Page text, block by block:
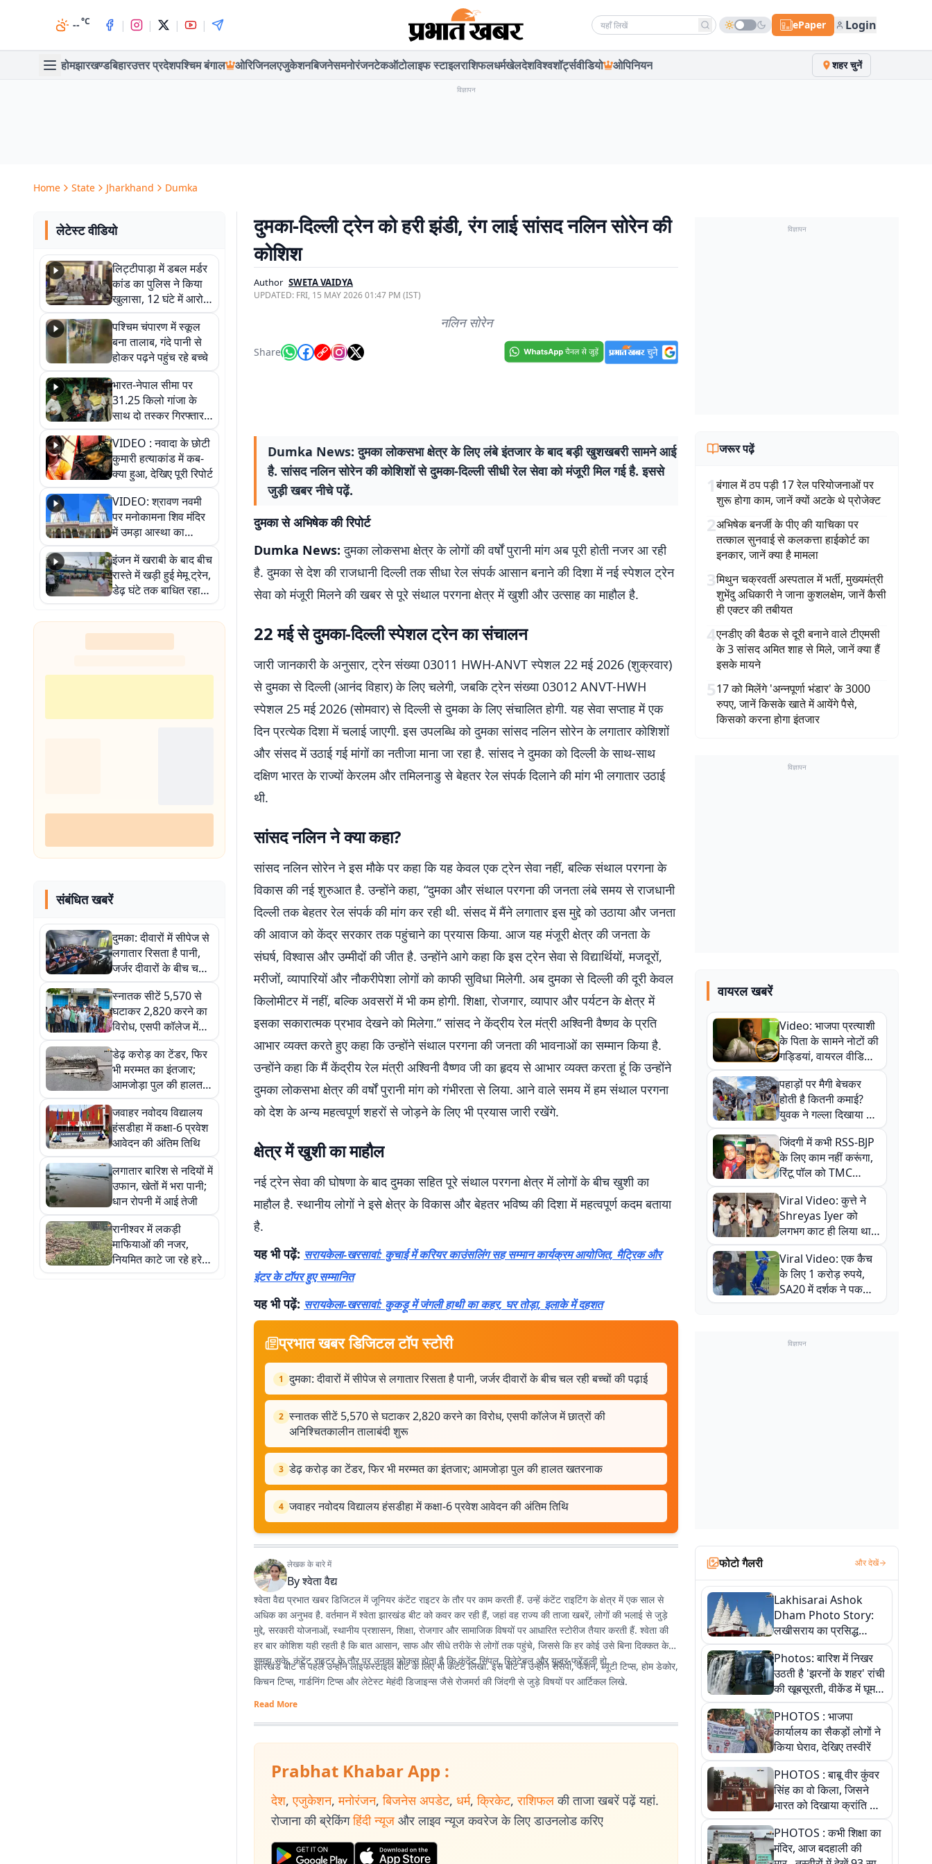
--°C | | | | Search news ePaper Login
होमझारखण्डबिहारउत्तर प्रदेशपश्चिम बंगाल ओरिजिनलएजुकेशनबिजनेसमनोरंजनटेकऑटोलाइफ स्टाइलराशिफलधर्मखेलदेशविश्वशॉर्ट्सवीडियो ओपिनियन शहर चुनें
विज्ञापन
Home State Jharkhand Dumka
लेटेस्ट वीडियो
लिट्टीपाड़ा में डबल मर्डर
कांड का पुलिस ने किया
खुलासा, 12 घंटे में आरोपी
गिरफ्तार
पश्चिम चंपारण में स्कूल
बना तालाब, गंदे पानी से
होकर पढ़ने पहुंच रहे बच्चे
भारत-नेपाल सीमा पर
31.25 किलो गांजा के
साथ दो तस्कर गिरफ्तार,
नेपाली नंबर की बाइक
जब्त
VIDEO : नवादा के छोटी
कुमारी हत्याकांड में कब-
क्या हुआ, देखिए पूरी रिपोर्ट
VIDEO: श्रावण नवमी
पर मनोकामना शिव मंदिर
में उमड़ा आस्था का
सैलाब, हर-हर महादेव के
जयघोष से गूंजा परिसर
इंजन में खराबी के बाद बीच
रास्ते में खड़ी हुई मेमू ट्रेन,
डेढ़ घंटे तक बाधित रहा
आवागमन
संबंधित खबरें
दुमका: दीवारों में सीपेज से
लगातार रिसता है पानी,
जर्जर दीवारों के बीच चल
रही बच्चों की पढ़ाई
स्नातक सीटें 5,570 से
घटाकर 2,820 करने का
विरोध, एसपी कॉलेज में
छात्रों की
अनिश्चितकालीन
तालाबंदी शुरू
डेढ़ करोड़ का टेंडर, फिर
भी मरम्मत का इंतजार;
आमजोड़ा पुल की हालत
खतरनाक
जवाहर नवोदय विद्यालय
हंसडीहा में कक्षा-6 प्रवेश
आवेदन की अंतिम तिथि
लगातार बारिश से नदियों में
उफान, खेतों में भरा पानी;
धान रोपनी में आई तेजी
रानीश्वर में लकड़ी
माफियाओं की नजर,
नियमित काटे जा रहे हरे-
भरे पेड़
दुमका-दिल्ली ट्रेन को हरी झंडी, रंग लाई सांसद नलिन सोरेन की
कोशिश
Author SWETA VAIDYA
UPDATED: FRI, 15 MAY 2026 01:47 PM (IST)
नलिन सोरेन
Share
Dumka News: दुमका लोकसभा क्षेत्र के लिए लंबे इंतजार के बाद बड़ी खुशखबरी सामने आई
है. सांसद नलिन सोरेन की कोशिशों से दुमका-दिल्ली सीधी रेल सेवा को मंजूरी मिल गई है. इससे
जुड़ी खबर नीचे पढ़ें.
दुमका से अभिषेक की रिपोर्ट
Dumka News: दुमका लोकसभा क्षेत्र के लोगों की वर्षों पुरानी मांग अब पूरी होती नजर आ रही
है. दुमका से देश की राजधानी दिल्ली तक सीधा रेल संपर्क आसान बनाने की दिशा में नई स्पेशल ट्रेन
सेवा को मंजूरी मिलने की खबर से पूरे संथाल परगना क्षेत्र में खुशी और उत्साह का माहौल है.
22 मई से दुमका-दिल्ली स्पेशल ट्रेन का संचालन
जारी जानकारी के अनुसार, ट्रेन संख्या 03011 HWH-ANVT स्पेशल 22 मई 2026 (शुक्रवार)
से दुमका से दिल्ली (आनंद विहार) के लिए चलेगी, जबकि ट्रेन संख्या 03012 ANVT-HWH
स्पेशल 25 मई 2026 (सोमवार) से दिल्ली से दुमका के लिए संचालित होगी. यह सेवा सप्ताह में एक
दिन प्रत्येक दिशा में चलाई जाएगी. इस उपलब्धि को दुमका सांसद नलिन सोरेन के लगातार कोशिशों
और संसद में उठाई गई मांगों का नतीजा माना जा रहा है. सांसद ने दुमका को दिल्ली के साथ-साथ
दक्षिण भारत के राज्यों केरलम और तमिलनाडु से बेहतर रेल संपर्क दिलाने की मांग भी लगातार उठाई
थी.
सांसद नलिन ने क्या कहा?
सांसद नलिन सोरेन ने इस मौके पर कहा कि यह केवल एक ट्रेन सेवा नहीं, बल्कि संथाल परगना के
विकास की नई शुरुआत है. उन्होंने कहा, “दुमका और संथाल परगना की जनता लंबे समय से राजधानी
दिल्ली तक बेहतर रेल संपर्क की मांग कर रही थी. संसद में मैंने लगातार इस मुद्दे को उठाया और जनता
की आवाज को केंद्र सरकार तक पहुंचाने का प्रयास किया. आज यह मंजूरी क्षेत्र की जनता के
संघर्ष, विश्वास और उम्मीदों की जीत है. उन्होंने आगे कहा कि इस ट्रेन सेवा से विद्यार्थियों, मजदूरों,
मरीजों, व्यापारियों और नौकरीपेशा लोगों को काफी सुविधा मिलेगी. अब दुमका से दिल्ली की दूरी केवल
किलोमीटर में नहीं, बल्कि अवसरों में भी कम होगी. शिक्षा, रोजगार, व्यापार और पर्यटन के क्षेत्र में
इसका सकारात्मक प्रभाव देखने को मिलेगा.” सांसद ने केंद्रीय रेल मंत्री अश्विनी वैष्णव के प्रति
आभार व्यक्त करते हुए कहा कि उन्होंने संथाल परगना की जनता की भावनाओं का सम्मान किया है.
उन्होंने कहा कि मैं केंद्रीय रेल मंत्री अश्विनी वैष्णव जी का हृदय से आभार व्यक्त करता हूं कि उन्होंने
दुमका लोकसभा क्षेत्र की वर्षों पुरानी मांग को गंभीरता से लिया. आने वाले समय में हम संथाल परगना
को देश के अन्य महत्वपूर्ण शहरों से जोड़ने के लिए भी प्रयास जारी रखेंगे.
क्षेत्र में खुशी का माहौल
नई ट्रेन सेवा की घोषणा के बाद दुमका सहित पूरे संथाल परगना क्षेत्र में लोगों के बीच खुशी का
माहौल है. स्थानीय लोगों ने इसे क्षेत्र के विकास और बेहतर भविष्य की दिशा में महत्वपूर्ण कदम बताया
है.
यह भी पढ़ें: सरायकेला-खरसावां: कुचाई में करियर काउंसलिंग सह सम्मान कार्यक्रम आयोजित, मैट्रिक और
इंटर के टॉपर हुए सम्मानित
यह भी पढ़ें: सरायकेला-खरसावां: कुकड़ू में जंगली हाथी का कहर, घर तोड़ा, इलाके में दहशत
प्रभात खबर डिजिटल टॉप स्टोरी
1 दुमका: दीवारों में सीपेज से लगातार रिसता है पानी, जर्जर दीवारों के बीच चल रही बच्चों की पढ़ाई
2 स्नातक सीटें 5,570 से घटाकर 2,820 करने का विरोध, एसपी कॉलेज में छात्रों की
अनिश्चितकालीन तालाबंदी शुरू
3 डेढ़ करोड़ का टेंडर, फिर भी मरम्मत का इंतजार; आमजोड़ा पुल की हालत खतरनाक
4 जवाहर नवोदय विद्यालय हंसडीहा में कक्षा-6 प्रवेश आवेदन की अंतिम तिथि
लेखक के बारे में
Byश्वेता वैद्य
श्वेता वैद्य प्रभात खबर डिजिटल में जूनियर कंटेंट राइटर के तौर पर काम करती हैं. उन्हें कंटेंट राइटिंग के क्षेत्र में एक साल से
अधिक का अनुभव है. वर्तमान में श्वेता झारखंड बीट को कवर कर रही हैं, जहां वह राज्य की ताजा खबरें, लोगों की भलाई से जुड़े
मुद्दे, सरकारी योजनाओं, स्थानीय प्रशासन, शिक्षा, रोजगार और सामाजिक विषयों पर आधारित स्टोरीज तैयार करती हैं. श्वेता की
हर बार कोशिश यही रहती है कि बात आसान, साफ और सीधे तरीके से लोगों तक पहुंचे, जिससे कि हर कोई उसे बिना दिक्कत के
समझ सके. कंटेंट राइटर के तौर पर उनका फोकस होता है कि कंटेंट सिंपल, रिलेटेबल और यूजर-फ्रेंडली हो.
झारखंड बीट से पहले उन्होंने लाइफस्टाइल बीट के लिए भी कंटेंट लिखा. इस बीट में उन्होंने रेसिपी, फैशन, ब्यूटी टिप्स, होम डेकोर,
किचन टिप्स, गार्डनिंग टिप्स और लेटेस्ट मेहंदी डिजाइन्स जैसे रोजमर्रा की जिंदगी से जुड़े विषयों पर आर्टिकल लिखे.
Read More
Prabhat Khabar App :
देश, एजुकेशन, मनोरंजन, बिजनेस अपडेट, धर्म, क्रिकेट, राशिफल की ताजा खबरें पढ़ें यहां.
रोजाना की ब्रेकिंग हिंदी न्यूज और लाइव न्यूज कवरेज के लिए डाउनलोड करिए
विज्ञापन
जरूर पढ़ें
1बंगाल में ठप पड़ी 17 रेल परियोजनाओं पर
शुरू होगा काम, जानें क्यों अटके थे प्रोजेक्ट
2अभिषेक बनर्जी के पीए की याचिका पर
तत्काल सुनवाई से कलकत्ता हाईकोर्ट का
इनकार, जानें क्या है मामला
3मिथुन चक्रवर्ती अस्पताल में भर्ती, मुख्यमंत्री
शुभेंदु अधिकारी ने जाना कुशलक्षेम, जानें कैसी
ही एक्टर की तबीयत
4एनडीए की बैठक से दूरी बनाने वाले टीएमसी
के 3 सांसद अमित शाह से मिले, जानें क्या हैं
इसके मायने
517 को मिलेंगे 'अन्नपूर्णा भंडार' के 3000
रुपए, जानें किसके खाते में आयेंगे पैसे,
किसको करना होगा इंतजार
विज्ञापन
वायरल खबरें
Video: भाजपा प्रत्याशी
के पिता के सामने नोटों की
गड्डियां, वायरल वीडियो
से राजनीति में उबाल,
अजित महतो बोले- TMC
की गंदी चाल
पहाड़ों पर मैगी बेचकर
होती है कितनी कमाई?
युवक ने गल्ला दिखाया तो
नौकरी वालों के खड़े हो गए
कान
जिंदगी में कभी RSS-BJP
के लिए काम नहीं करूंगा,
रिंटू पॉल को TMC
ऑफिस में ले जाकर पीटा,
Video वायरल
Viral Video: कुत्ते ने
Shreyas Iyer को
लगभग काट ही लिया था,
न्यूजीलैंड सीरीज से पहले
बाल-बाल बचे
Viral Video: एक कैच
के लिए 1 करोड़ रुपये,
SA20 में दर्शक ने पकड़ा
एक हाथ से गजब का कैच
विज्ञापन
फोटो गैलरी और देखें
Lakhisarai Ashok
Dham Photo Story:
लखीसराय का प्रसिद्ध
अशोक धाम—आस्था,
श्रृंगार, अनुष्ठान और
अलौकिक संध्या आरती के
विहंगम दृश्य
Photos: बारिश में निखर
उठती है 'झरनों के शहर' रांची
की खूबसूरती, वीकेंड में घूम
आएं ये 5 वादियां
PHOTOS : भाजपा
कार्यालय का सैकड़ों लोगों ने
किया घेराव, देखिए तस्वीरें
PHOTOS : बाबू वीर कुंवर
सिंह का वो किला, जिसने
भारत को दिखाया क्रांति का
रास्ता: तस्वीरों में देखिए
PHOTOS : कभी शिक्षा का
मंदिर, आज बदहाली की